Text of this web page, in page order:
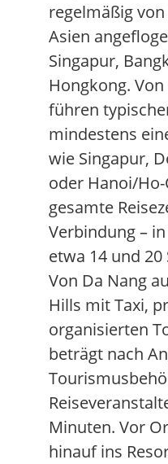
regelmäßig
Asien
Singapur,
Hongkong.
führen
mindestens
wie Singapur,
oder Hanoi/
gesamte
Verbindung –
etwa 14 und 20
Von Da Nang
Hills mit Taxi,
organisierten
beträgt nach
Minuten. Vor
hinauf ins